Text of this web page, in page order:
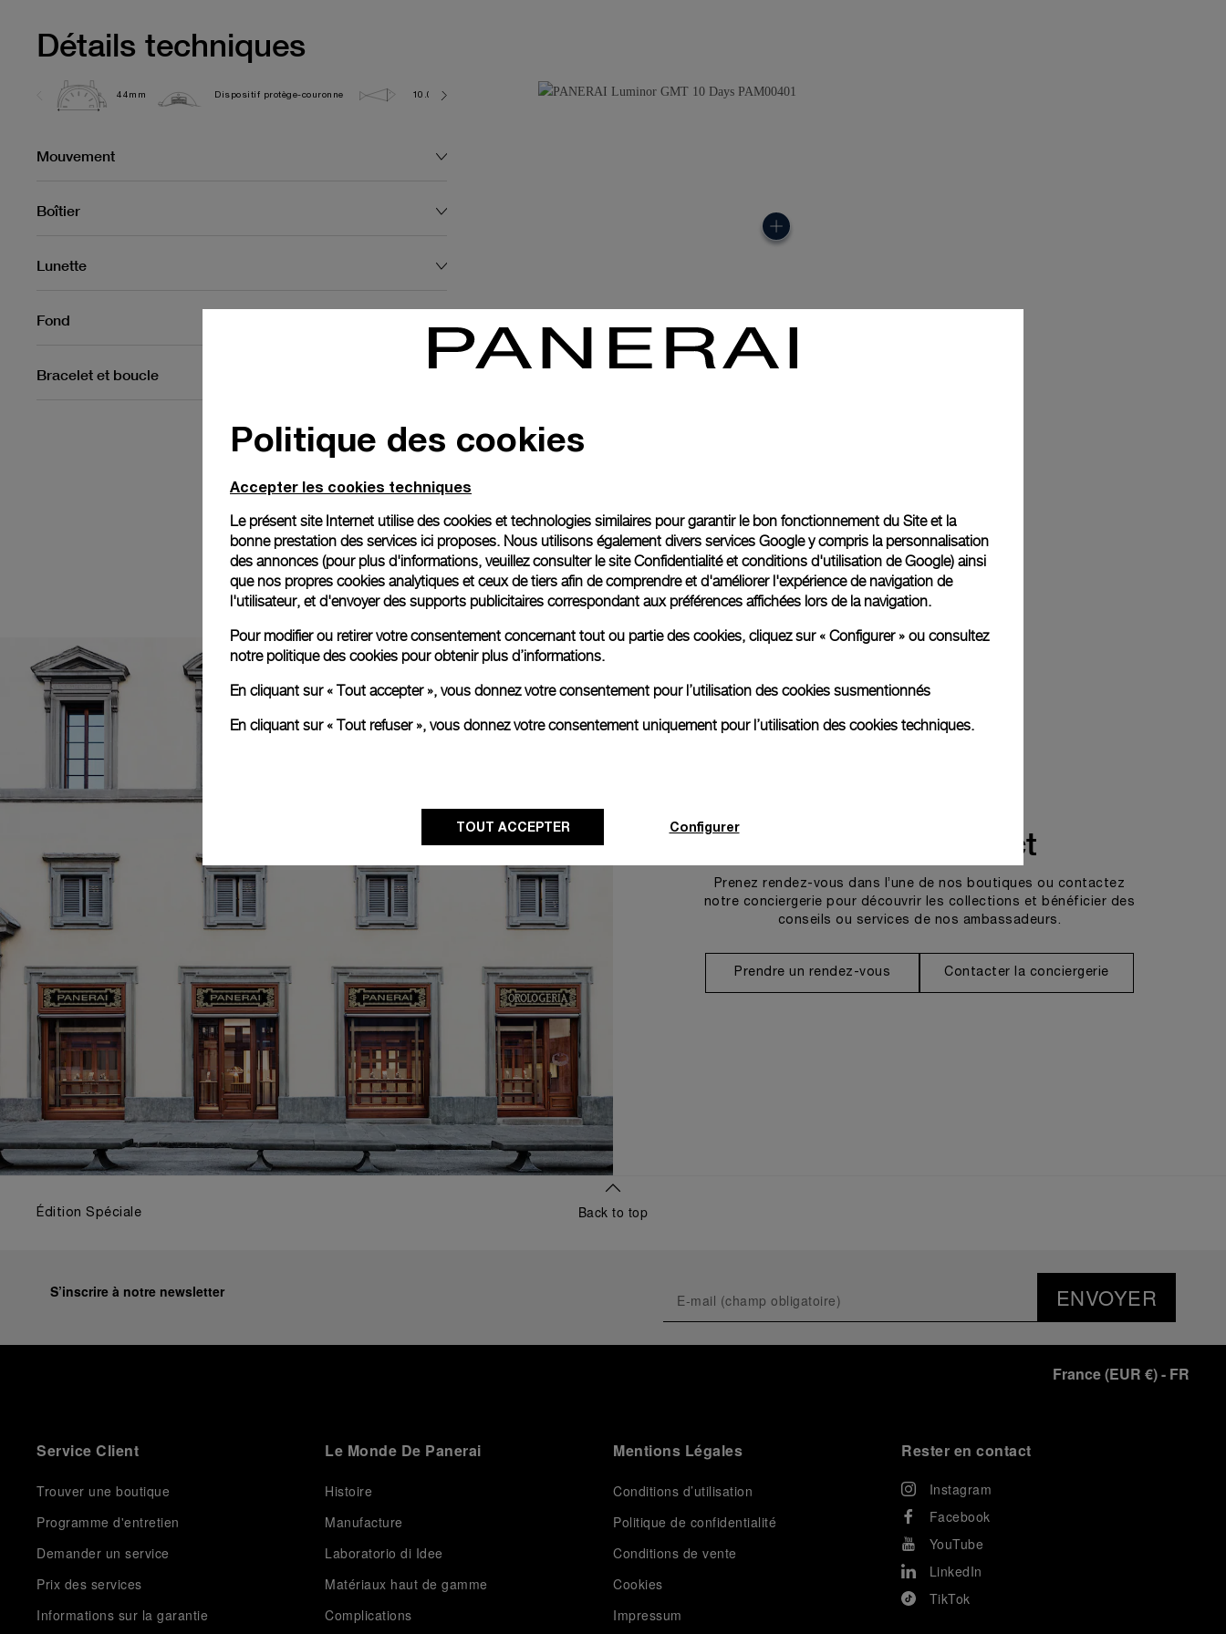
Détails techniques
44mm Dispositif protège-couronne 10.0 bar (~100.0 metres) P2003 157.0G
Mouvement
Boîtier
Lunette
Fond
Bracelet et boucle
Prendre contact
Prenez rendez-vous dans l’une de nos boutiques ou contactez
notre conciergerie pour découvrir les collections et bénéficier des
conseils ou services de nos ambassadeurs.
Prendre un rendez-vous Contacter la conciergerie
Édition Spéciale Back to top
S’inscrire à notre newsletter ENVOYER
France(EUR €)- FR
Service Client
Trouver une boutique
Programme d'entretien
Demander un service
Prix des services
Informations sur la garantie
Le Monde De Panerai
Histoire
Manufacture
Laboratorio di Idee
Matériaux haut de gamme
Complications
Mentions Légales
Conditions d’utilisation
Politique de confidentialité
Conditions de vente
Cookies
Impressum
Rester en contact
Instagram
Facebook
YouTube
LinkedIn
TikTok
Politique des cookies
Accepter les cookies techniques
Le présent site Internet utilise des cookies et technologies similaires pour garantir le bon fonctionnement du Site et la
bonne prestation des services ici proposes. Nous utilisons également divers services Google y compris la personnalisation
des annonces (pour plus d'informations, veuillez consulter lesite Confidentialité et conditions d'utilisation de Google) ainsi
que nos propres cookies analytiques et ceux de tiers afin de comprendre et d'améliorer l'expérience de navigation de
l'utilisateur, et d'envoyer des supports publicitaires correspondant aux préférences affichées lors de la navigation.
Pour modifier ou retirer votre consentement concernant tout ou partie des cookies, cliquez sur « Configurer » ou consultez
notre politique des cookies pour obtenir plus d’informations.
En cliquant sur « Tout accepter », vous donnez votre consentement pour l’utilisation des cookies susmentionnés
En cliquant sur « Tout refuser », vous donnez votre consentement uniquement pour l’utilisation des cookies techniques.
TOUT ACCEPTER Configurer